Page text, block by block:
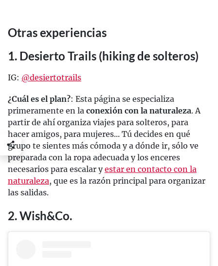
Otras experiencias
1. Desierto Trails (hiking de solteros)
IG: @desiertotrails
¿Cuál es el plan?: Esta página se especializa
primeramente en la conexión con la naturaleza. A
partir de ahí organiza viajes para solteros, para
hacer amigos, para mujeres... Tú decides en qué
grupo te sientes más cómoda y a dónde ir, sólo ve
preparada con la ropa adecuada y los enceres
necesarios para escalar yestar en contacto con la
naturaleza, que es la razón principal para organizar
las salidas.
2. Wish&Co.